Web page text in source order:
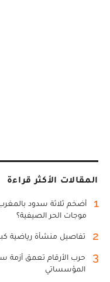
المقالات الأكثر قراءة
1
أضخم ثلاثة سدود
موجات الحر الصيفية؟
2 تفاصيل منشأة رياضية
3
حرب الأرقام تعمق أزمة
المؤسساتي